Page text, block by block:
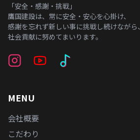
「安全・感謝・挑戦」
鷹国建設は、常に安全・安心を心掛け、
感謝を忘れず新しい事に挑戦し続けながら、
社会貢献に努めてまいります。
MENU
会社概要
こだわり